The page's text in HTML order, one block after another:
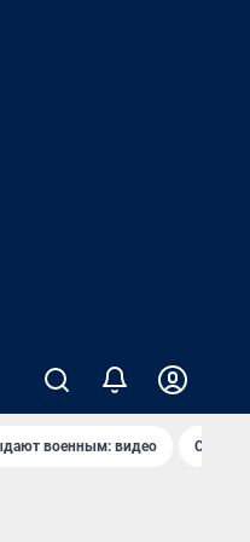
военным: видео Самая